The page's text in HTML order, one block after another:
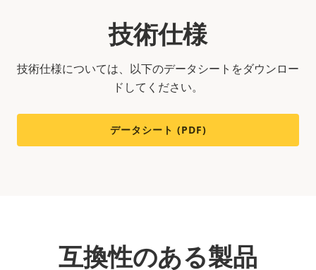
技術仕様
技術仕様については、以下のデータシートをダウンロー
ドしてください。
データシート (PDF)
互換性のある製品